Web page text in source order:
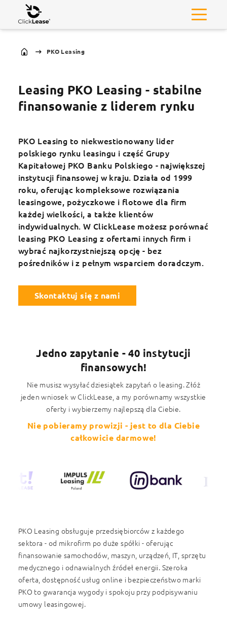
PKO Leasing
Leasing PKO Leasing - stabilne
finansowanie z liderem rynku
PKO Leasing to niekwestionowany lider
polskiego rynku leasingu i część Grupy
Kapitałowej PKO Banku Polskiego - największej
instytucji finansowej w kraju. Działa od 1999
roku, oferując kompleksowe rozwiązania
leasingowe, pożyczkowe i flotowe dla firm
każdej wielkości, a także klientów
indywidualnych. W ClickLease możesz porównać
leasing PKO Leasing z ofertami innych firm i
wybrać najkorzystniejszą opcję - bez
pośredników i z pełnym wsparciem doradczym.
Skontaktuj się z nami
Jedno zapytanie - 40 instytucji
finansowych!
Nie musisz wysyłać dziesiątek zapytań o leasing. Złóż
jeden wniosek w ClickLease, a my porównamy wszystkie
oferty i wybierzemy najlepszą dla Ciebie.
Nie pobieramy prowizji - jest to dla Ciebie
całkowicie darmowe!
PKO Leasing obsługuje przedsiębiorców z każdego
sektora - od mikrofirm po duże spółki - oferując
finansowanie samochodów, maszyn, urządzeń, IT, sprzętu
medycznego i odnawialnych źródeł energii. Szeroka
oferta, dostępność usług online i bezpieczeństwo marki
PKO to gwarancja wygody i spokoju przy podpisywaniu
umowy leasingowej.